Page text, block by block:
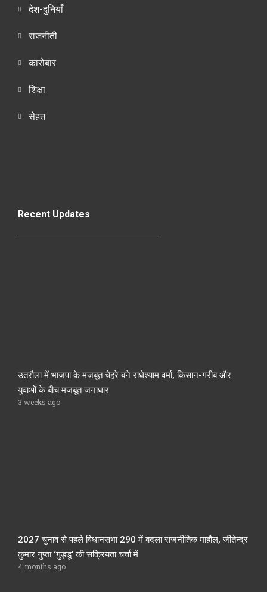
देश-दुनियाँ
राजनीती
कारोबार
शिक्षा
सेहत
Recent Updates
उतरौला में भाजपा के मजबूत चेहरे बने राधेश्याम वर्मा, किसान-गरीब और
युवाओं के बीच मजबूत जनाधार
3 weeks ago
2027 चुनाव से पहले विधानसभा 290 में बदला राजनीतिक माहौल, जीतेन्द्र
कुमार गुप्ता ‘गुड्डू’ की सक्रियता चर्चा में
4 months ago